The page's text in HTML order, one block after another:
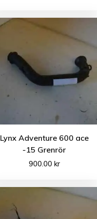
Lynx Adventure 600 ace
-15 Grenrör
900.00 kr